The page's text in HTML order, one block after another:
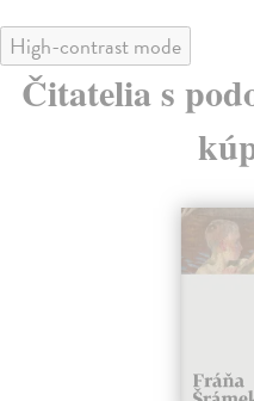
High-contrast mode
Čitatelia s